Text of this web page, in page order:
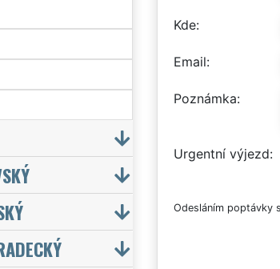
Kde
Email
Poznámka
Urgentní výjezd
Odesláním poptávky